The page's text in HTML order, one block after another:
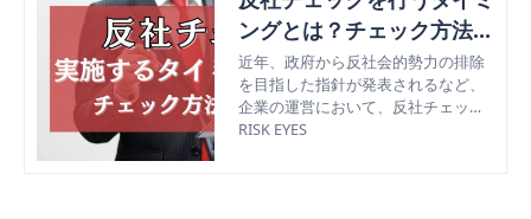
ングとは？チェック方法も
解説
近年、政府から反社会的勢力の排除
を目指した指針が発表されるなど、
企業の運営において、反社チェック
は欠かせないものになっています。
RISK EYES